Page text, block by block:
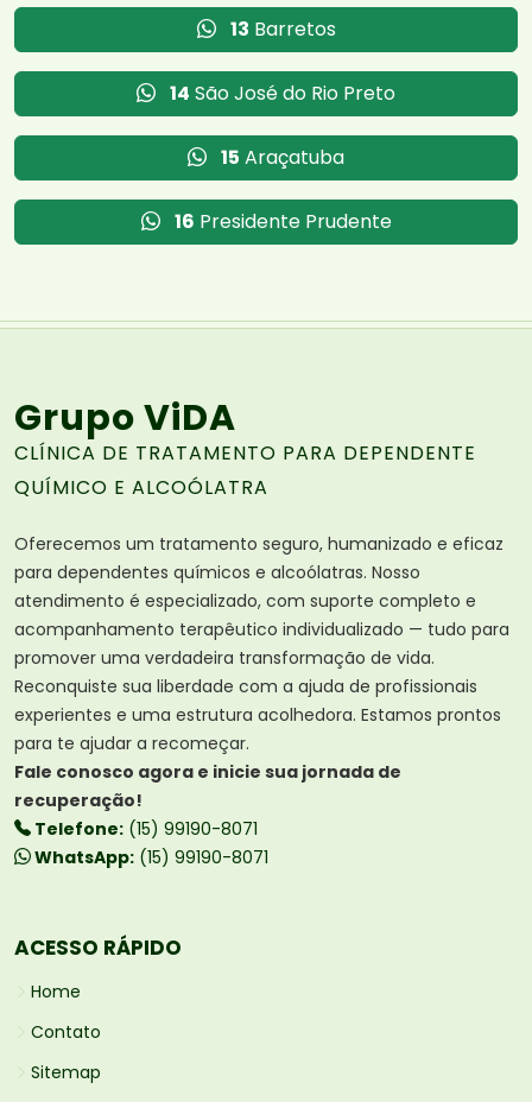
13 Barretos
14 São José do Rio Preto
15 Araçatuba
16 Presidente Prudente
Grupo ViDA
CLÍNICA DE TRATAMENTO PARA DEPENDENTE
QUÍMICO E ALCOÓLATRA
Oferecemos um tratamento seguro, humanizado e eficaz
para dependentes químicos e alcoólatras. Nosso
atendimento é especializado, com suporte completo e
acompanhamento terapêutico individualizado — tudo para
promover uma verdadeira transformação de vida.
Reconquiste sua liberdade com a ajuda de profissionais
experientes e uma estrutura acolhedora. Estamos prontos
para te ajudar a recomeçar.
Fale conosco agora e inicie sua jornada de
recuperação!
Telefone: (15) 99190-8071
WhatsApp: (15) 99190-8071
ACESSO RÁPIDO
Home
Contato
Sitemap